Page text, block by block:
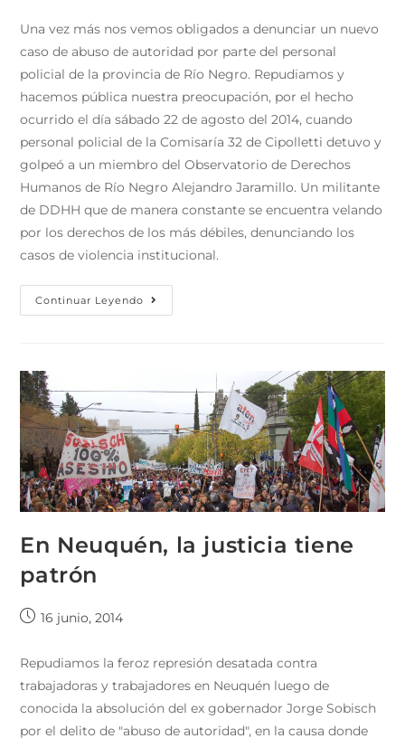
Una vez más nos vemos obligados a denunciar un nuevo
caso de abuso de autoridad por parte del personal
policial de la provincia de Río Negro. Repudiamos y
hacemos pública nuestra preocupación, por el hecho
ocurrido el día sábado 22 de agosto del 2014, cuando
personal policial de la Comisaría 32 de Cipolletti detuvo y
golpeó a un miembro del Observatorio de Derechos
Humanos de Río Negro Alejandro Jaramillo. Un militante
de DDHH que de manera constante se encuentra velando
por los derechos de los más débiles, denunciando los
casos de violencia institucional.
Continuar Leyendo
En Neuquén, la justicia tiene
patrón
16 junio, 2014
Repudiamos la feroz represión desatada contra
trabajadoras y trabajadores en Neuquén luego de
conocida la absolución del ex gobernador Jorge Sobisch
por el delito de "abuso de autoridad", en la causa donde